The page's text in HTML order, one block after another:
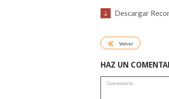
Descargar
Volver
HAZ UN